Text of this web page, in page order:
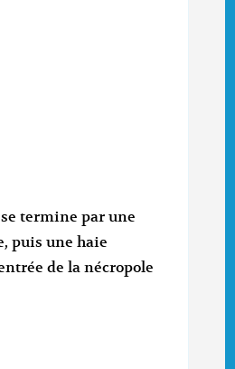
termine par une
puis une haie
de la nécropole